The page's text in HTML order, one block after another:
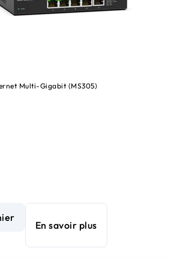
Multi-Gigabit (MS305)
Gigabit 2,5 G non manageable
En savoir plus